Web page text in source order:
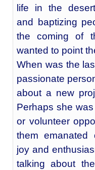
life in the
and baptizing
the coming of
wanted to point
When was the
passionate
about a new
Perhaps she
or volunteer
them emanated
joy and
talking about